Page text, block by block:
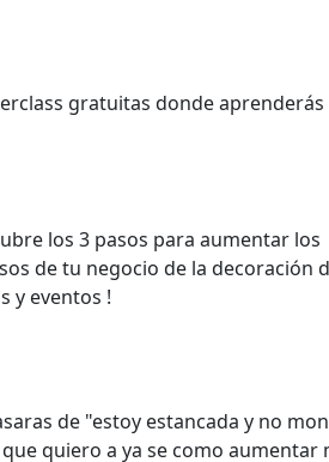
gratuitas donde aprenderás
los 3 pasos para aumentar los
de tu negocio de la decoración
y eventos !
de "estoy estancada y no
quiero a ya se como aumentar